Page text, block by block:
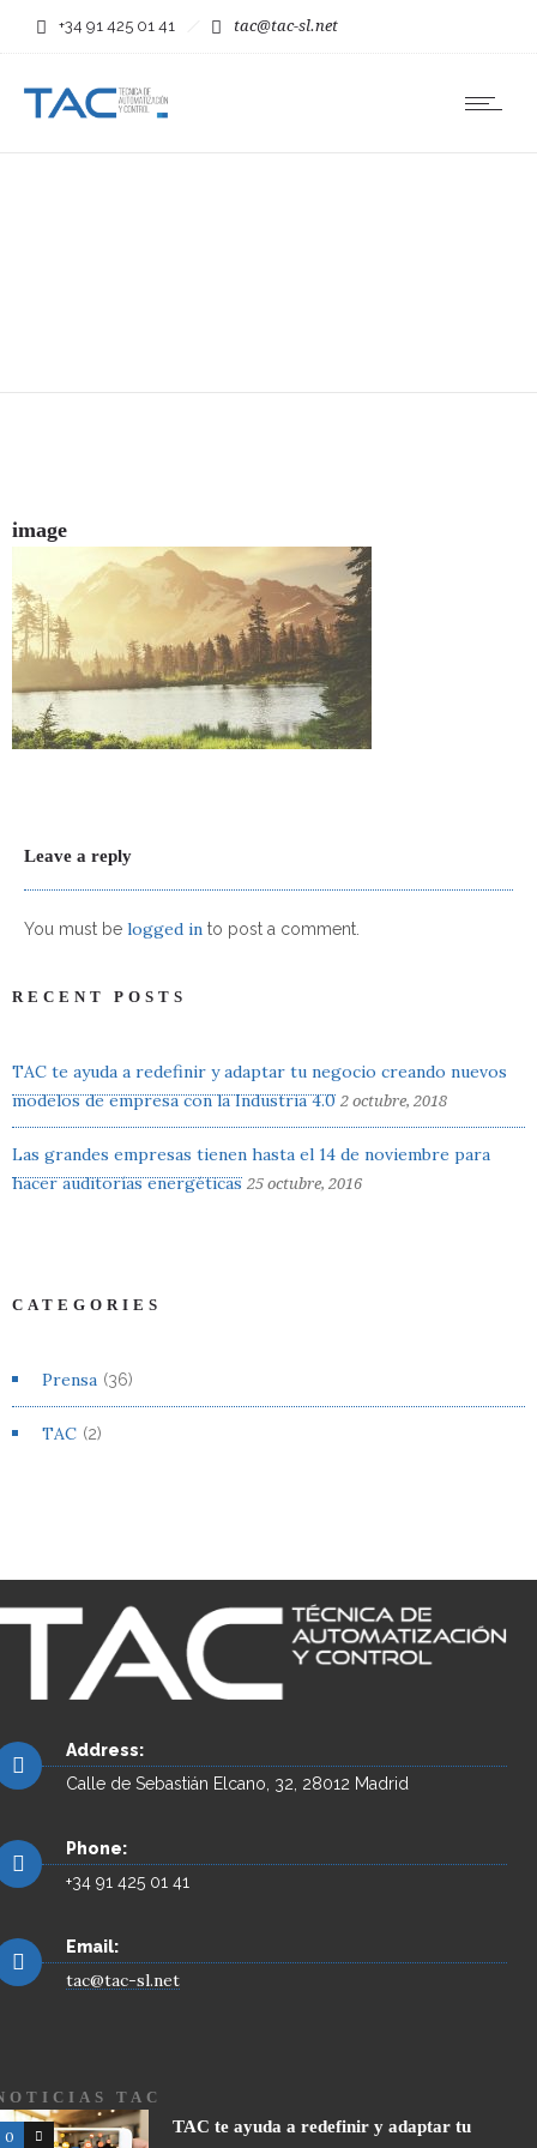
+34 91 425 01 41 tac@tac-sl.net
image
Leave a reply
You must be logged in to post a comment.
RECENT POSTS
TAC te ayuda a redefinir y adaptar tu negocio creando nuevos
modelos de empresa con la Industria 4.0 2 octubre, 2018
Las grandes empresas tienen hasta el 14 de noviembre para
hacer auditorías energéticas 25 octubre, 2016
CATEGORIES
Prensa (36)
TAC (2)
Address:
Calle de Sebastián Elcano, 32, 28012 Madrid
Phone:
+34 91 425 01 41
Email:
tac@tac-sl.net
TAC
0 0
TAC te ayuda a redefinir y adaptar tu